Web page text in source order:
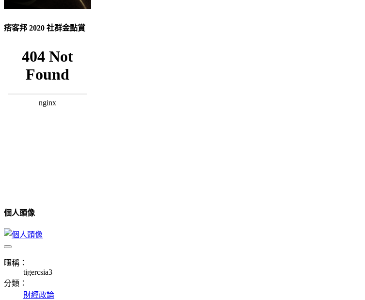
痞客邦 2020 社群金點賞
個人頭像
暱稱：
tigercsia3
分類：
財經政論